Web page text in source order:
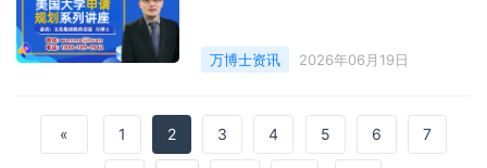
万博士资讯 2026年06月19日
« 1 2 3 4 5 6 7